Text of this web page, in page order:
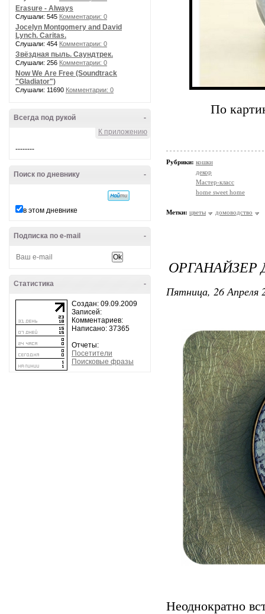
Erasure - Always
Слушали: 545 Комментарии: 0
Jocelyn Montgomery and David
Lynch. Caritas.
Слушали: 454 Комментарии: 0
Звёздная пыль. Саундтрек.
Слушали: 256 Комментарии: 0
Now We Are Free (Soundtrack
"Gladiator")
Слушали: 11690 Комментарии: 0
-
Всегда под рукой
К приложению
--------
-
Поиск по дневнику
в этом дневнике
-
Подписка по e-mail
-
Статистика
Создан: 09.09.2009
Записей:
Комментариев:
Написано: 37365
Отчеты:
Посетители
Поисковые фразы
По
Рубрики: кошки
декор
Мастер-класс
home sweet home
Метки: цветы домоводство
Пятница, 26 Апреля
Неоднократно